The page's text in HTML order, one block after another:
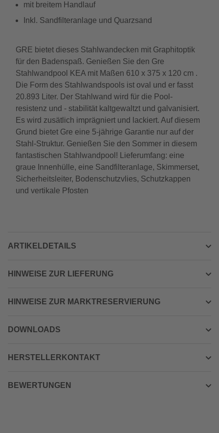
mit breitem Handlauf
Inkl. Sandfilteranlage und Quarzsand
GRE bietet dieses Stahlwandecken mit Graphitoptik
für den Badenspaß. Genießen Sie den Gre
Stahlwandpool KEA mit Maßen 610 x 375 x 120 cm .
Die Form des Stahlwandspools ist oval und er fasst
20.893 Liter. Der Stahlwand wird für die Pool-
resistenz und - stabilität kaltgewaltzt und galvanisiert.
Es wird zusätlich imprägniert und lackiert. Auf diesem
Grund bietet Gre eine 5-jährige Garantie nur auf der
Stahl-Struktur. Genießen Sie den Sommer in diesem
fantastischen Stahlwandpool! Lieferumfang: eine
graue Innenhülle, eine Sandfilteranlage, Skimmerset,
Sicherheitsleiter, Bodenschutzvlies, Schutzkappen
und vertikale Pfosten
ARTIKELDETAILS
HINWEISE ZUR LIEFERUNG
HINWEISE ZUR MARKTRESERVIERUNG
DOWNLOADS
HERSTELLERKONTAKT
BEWERTUNGEN